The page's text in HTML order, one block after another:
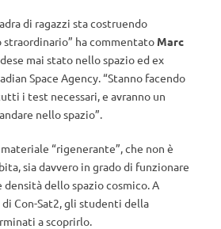
di ragazzi sta costruendo
ha commentato Marc
mai stato nello spazio ed ex
Space Agency. “Stanno facendo
i test necessari, e avranno un
nello spazio”.
“rigenerante”, che non è
sia davvero in grado di funzionare
densità dello spazio cosmico. A
Con-Sat2, gli studenti della
a scoprirlo.